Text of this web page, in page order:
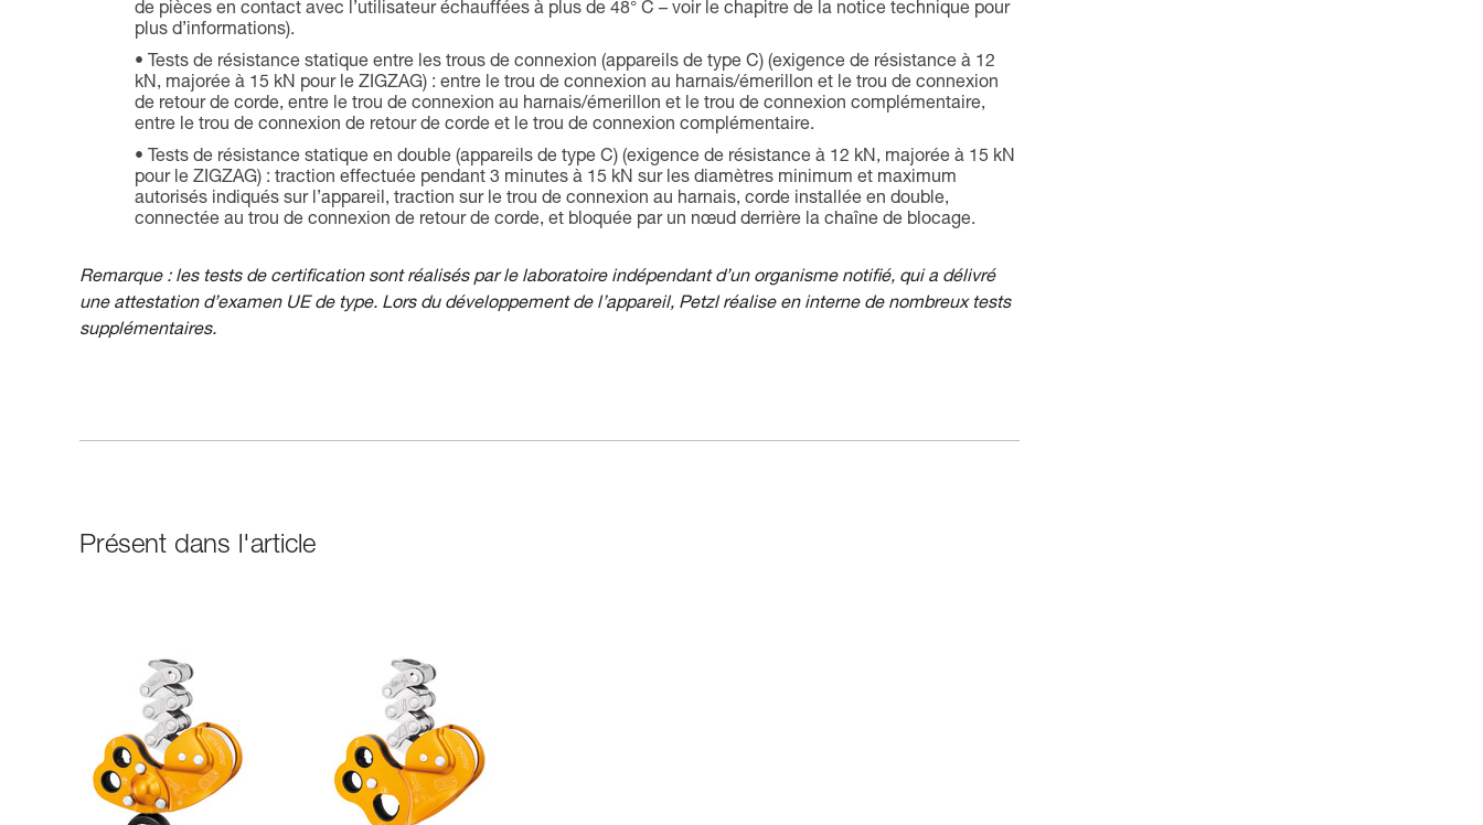
de pièces en contact avec l’utilisateur échauffées à plus de 48° C – voir le chapitre de la notice technique pour
plus d’informations).
Tests de résistance statique entre les trous de connexion (appareils de type C) (exigence de résistance à 12
kN, majorée à 15 kN pour le ZIGZAG) : entre le trou de connexion au harnais/émerillon et le trou de connexion
de retour de corde, entre le trou de connexion au harnais/émerillon et le trou de connexion complémentaire,
entre le trou de connexion de retour de corde et le trou de connexion complémentaire.
Tests de résistance statique en double (appareils de type C) (exigence de résistance à 12 kN, majorée à 15 kN
pour le ZIGZAG) : traction effectuée pendant 3 minutes à 15 kN sur les diamètres minimum et maximum
autorisés indiqués sur l’appareil, traction sur le trou de connexion au harnais, corde installée en double,
connectée au trou de connexion de retour de corde, et bloquée par un nœud derrière la chaîne de blocage.
Remarque : les tests de certification sont réalisés par le laboratoire indépendant d’un organisme notifié, qui a délivré
une attestation d’examen UE de type. Lors du développement de l’appareil, Petzl réalise en interne de nombreux tests
supplémentaires.
Présent dans l'article